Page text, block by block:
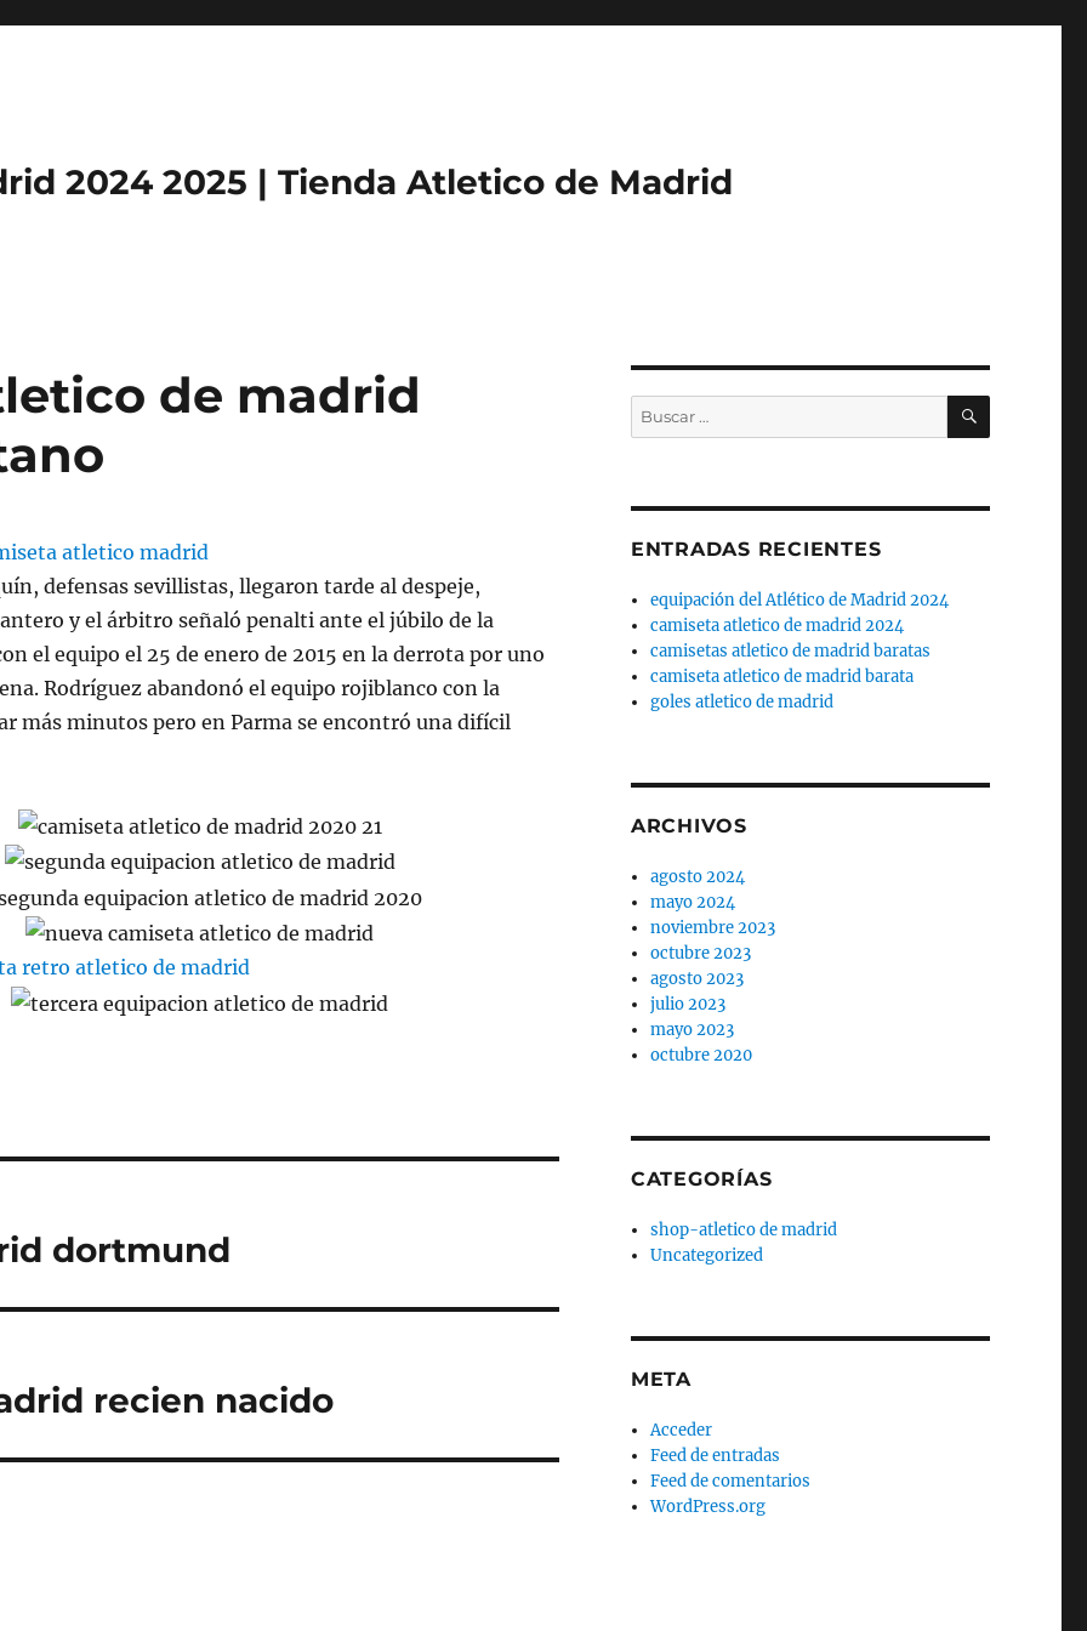
2024 2025 | Tienda Atletico de Madrid
de madrid
defensas sevillistas, llegaron tarde al despeje,
y el árbitro señaló penalti ante el júbilo de la
el equipo el 25 de enero de 2015 en la derrota por uno
Rodríguez abandonó el equipo rojiblanco con la
más minutos pero en Parma se encontró una difícil
dortmund
recien nacido
Buscar
por:
BUSCAR
ENTRADAS RECIENTES
equipación del Atlético de Madrid 2024
camiseta atletico de madrid 2024
camisetas atletico de madrid baratas
camiseta atletico de madrid barata
goles atletico de madrid
ARCHIVOS
agosto 2024
mayo 2024
noviembre 2023
octubre 2023
agosto 2023
julio 2023
mayo 2023
octubre 2020
CATEGORÍAS
shop-atletico de madrid
Uncategorized
META
Acceder
Feed de entradas
Feed de comentarios
WordPress.org